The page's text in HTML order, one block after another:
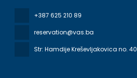
+387 625 210 89
reservation@vas.ba
Str: Hamdije Kreševljakovica no. 40